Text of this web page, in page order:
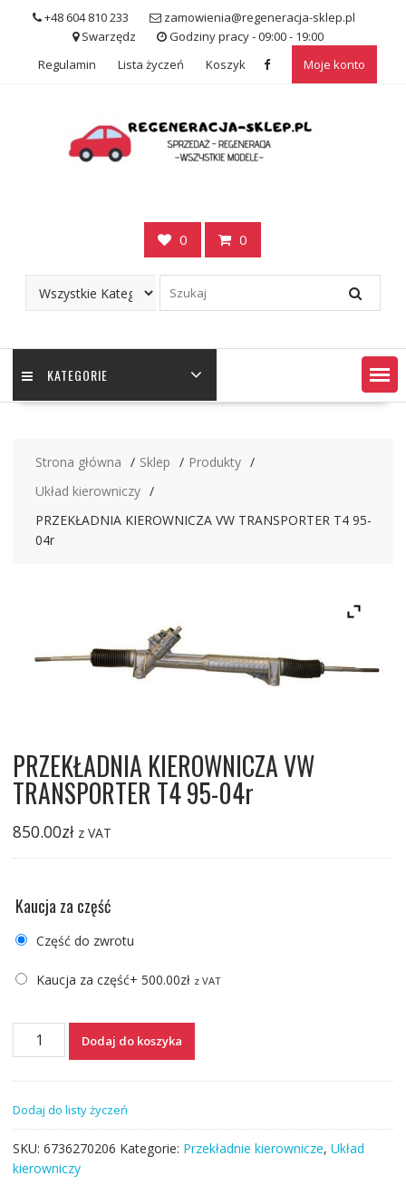
+48 604 810 233
zamowienia@regeneracja-sklep.pl
Swarzędz
Godziny pracy - 09:00 - 19:00
Regulamin
Lista życzeń Koszyk Moje konto
0 0
KATEGORIE
Strona główna Sklep
Produkty
Układ kierowniczy
PRZEKŁADNIA KIEROWNICZA VW TRANSPORTER T4 95-
04r
PRZEKŁADNIA KIEROWNICZA VW
TRANSPORTER T4 95-04r
850.00zł z VAT
Kaucja za część
Część do zwrotu
Kaucja za część+ 500.00zł z VAT
ilość
PRZEKŁADNIA
TRANSPORTER
T4
95-
04r
Dodaj do koszyka
Dodaj do listy życzeń
SKU: 6736270206 Kategorie: Przekładnie kierownicze, Układ
kierowniczy